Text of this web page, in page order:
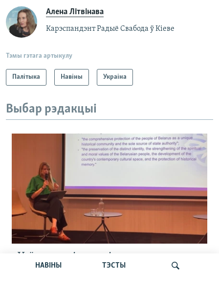
НАВІНЫ ТЭСТЫ
Алена Літвінава
Карэспандэнт Радыё Свабода ў Кіеве
Тэмы гэтага артыкулу
Палітыка Навіны Украіна
Выбар рэдакцыі
«Усё кепска і вельмі кепска».
Як прайшла дыскусія «Мова, культура,